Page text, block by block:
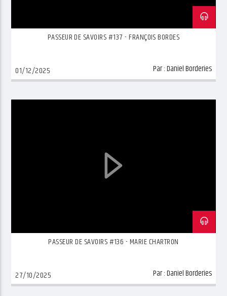
PASSEUR DE SAVOIRS #137 - FRANÇOIS BORDES
01/12/2025 Par :Daniel Borderies
PASSEUR DE SAVOIRS #136 - MARIE CHARTRON
27/10/2025 Par :Daniel Borderies